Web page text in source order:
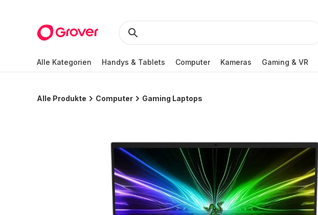
Alle Kategorien Handys & Tablets Computer Kameras Gaming & VR
Alle Produkte Computer Gaming Laptops